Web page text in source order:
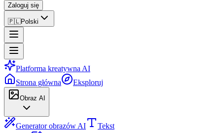
Zaloguj się
🇵🇱Polski
Platforma kreatywna AI
Strona główna
Eksploruj
Obraz AI
Generator obrazów AI
Tekst